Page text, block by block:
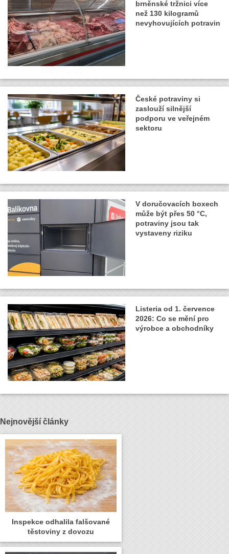
brněnské tržnici více
než 130 kilogramů
nevyhovujících potravin
České potraviny si
zaslouží silnější
podporu ve veřejném
sektoru
V doručovacích boxech
může být přes 50 °C,
potraviny jsou tak
vystaveny riziku
Listeria od 1. července
2026: Co se mění pro
výrobce a obchodníky
Nejnovější články
Inspekce odhalila falšované
těstoviny z dovozu